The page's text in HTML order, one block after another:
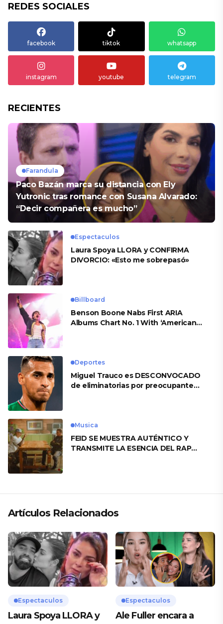
REDES SOCIALES
facebook tiktok whatsapp
instagram youtube telegram
RECIENTES
Farandula
Paco Bazán marca su distancia con Ely
Yutronic tras romance con Susana Alvarado:
“Decir compañera es mucho”
Espectaculos
Laura Spoya LLORA y CONFIRMA
DIVORCIO: «Esto me sobrepasó»
Billboard
Benson Boone Nabs First ARIA
Albums Chart No. 1 With ‘American
Deportes
Miguel Trauco es DESCONVOCADO
de eliminatorias por preocupante
Musica
FEID SE MUESTRA AUTÉNTICO Y
TRANSMITE LA ESENCIA DEL RAP
Artículos Relacionados
Espectaculos
Laura Spoya LLORA y
Espectaculos
Ale Fuller encara a